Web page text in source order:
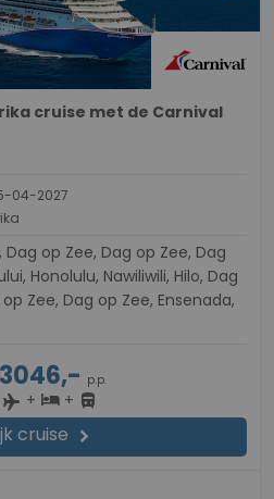
cruise met de Carnival
04-2027
Honolulu, Nawiliwili, Hilo, Dag
Zee, Dag op Zee, Ensenada,
p.p.
flight + hotel+ directions_bus
cruise chevron_right